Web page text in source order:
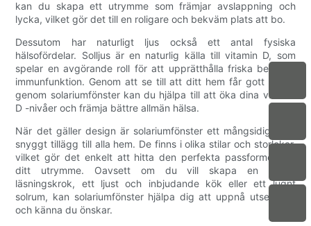
kan du skapa ett utrymme som främjar avslappning och
lycka, vilket gör det till en roligare och bekväm plats att bo.
Dessutom har naturligt ljus också ett antal fysiska
hälsofördelar. Solljus är en naturlig källa till vitamin D, som
spelar en avgörande roll för att upprätthålla friska ben och
immunfunktion. Genom att se till att ditt hem får gott solljus
genom solariumfönster kan du hjälpa till att öka dina vitamin
D -nivåer och främja bättre allmän hälsa.
När det gäller design är solariumfönster ett mångsidigt och
snyggt tillägg till alla hem. De finns i olika stilar och storlekar,
vilket gör det enkelt att hitta den perfekta passformen för
ditt utrymme. Oavsett om du vill skapa en mysig
läsningskrok, ett ljust och inbjudande kök eller ett lugnt
solrum, kan solariumfönster hjälpa dig att uppnå utseendet
och känna du önskar.